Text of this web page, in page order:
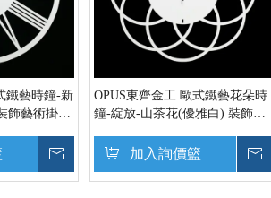
鐵藝時鐘-新
飾藝術掛鐘
OPUS東齊金工 歐式鐵藝花朵時
鐘-綻放-山茶花(優雅白) 裝飾藝
CL-fl16W加入詢價籃